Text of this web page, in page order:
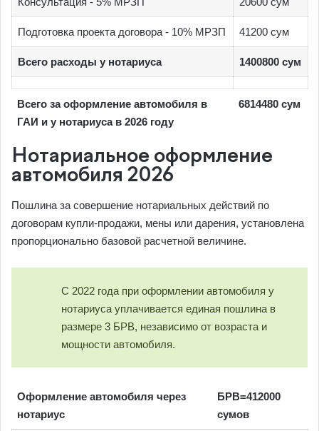
Подготовка проекта договора - 10% МРЗП 41200 сум
Всего расходы у нотариуса 1400800 сум
Всего за оформление автомобиля в
ГАИ и у нотариуса в 2026 году
6814480 сум
Нотариальное оформление
автомобиля 2026
Пошлина за совершение нотариальных действий по
договорам купли-продажи, мены или дарения, установлена
пропорционально базовой расчетной величине.
С 2022 года при оформлении автомобиля у
нотариуса уплачивается единая пошлина в
размере 3 БРВ, независимо от возраста и
мощности автомобиля.
Оформление автомобиля через
нотариус
БРВ=412000
сумов